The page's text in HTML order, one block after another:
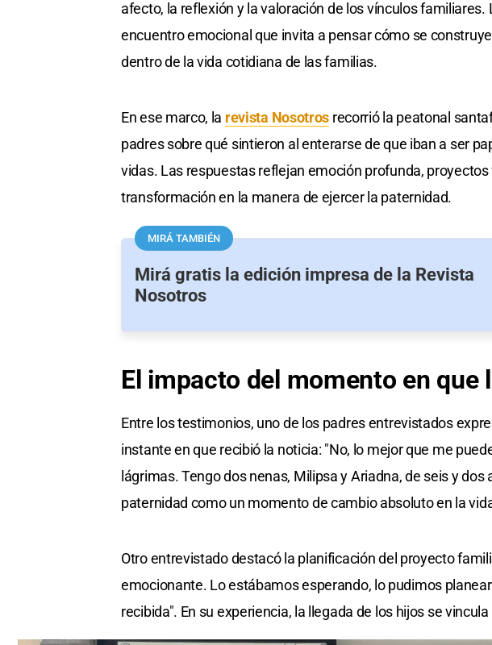
afecto, la reflexión y la valoración de los vínculos
encuentro emocional que invita a pensar cómo se
dentro de la vida cotidiana de las familias.
En ese marco, la revista Nosotros recorrió la peatonal
padres sobre qué sintieron al enterarse de que iban a ser
vidas. Las respuestas reflejan emoción profunda,
transformación en la manera de ejercer la paternidad.
MIRÁ TAMBIÉN
Mirá gratis la edición impresa de la Revista
Nosotros
El impacto del momento en que
Entre los testimonios, uno de los padres entrevistados
instante en que recibió la noticia: "No, lo mejor que me
lágrimas. Tengo dos nenas, Milipsa y Ariadna, de seis y
paternidad como un momento de cambio absoluto en la
Otro entrevistado destacó la planificación del proyecto
emocionante. Lo estábamos esperando, lo pudimos
recibida". En su experiencia, la llegada de los hijos se